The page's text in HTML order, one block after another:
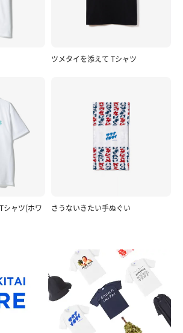
ツメタイを添えて Tシャツ
シャツ(ホワ
さうないきたい手ぬぐい